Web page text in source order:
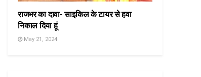
राजभर का दावा- साइकिल के टायर से हवा
निकाल दिया हूं
May 21, 2024